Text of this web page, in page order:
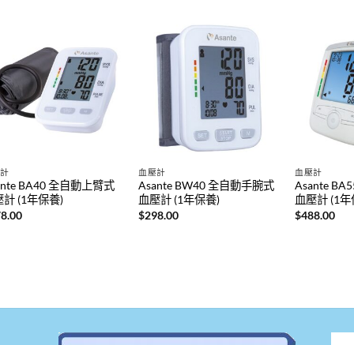
BA40 全自動上臂式
計 (1年保養)
血壓計
Asante BW40 全自動手腕式
血壓計 (1年保養)
$298.00
血壓計
Asante
血壓計 (1年
$488.00